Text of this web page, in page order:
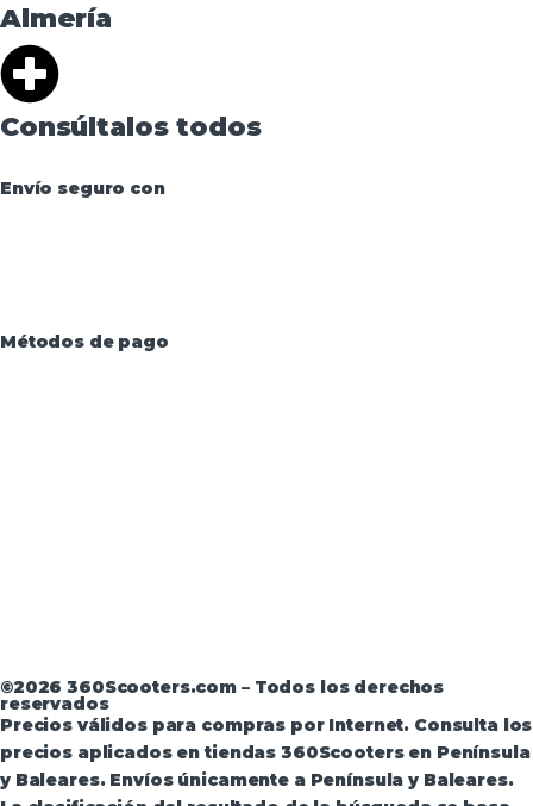
Almería
Consúltalos todos
Envío seguro con
Métodos de pago
©2026 360Scooters.com – Todos los derechos
reservados
Precios válidos para compras por Internet. Consulta los
precios aplicados en tiendas 360Scooters en Península
y Baleares. Envíos únicamente a Península y Baleares.